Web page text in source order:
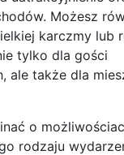
Możesz
karczmy lub
tylko dla gości
ale także dla
o
rodzaju